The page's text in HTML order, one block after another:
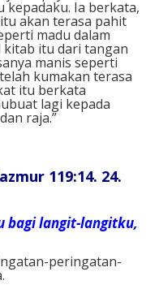
Ia berkata,
akan terasa pahit
madu dalam
kitab itu dari tangan
manis seperti
kumakan terasa
itu berkata
lagi kepada
raja.”
119:14. 24.
bagi langit-langitku,
peringatan-